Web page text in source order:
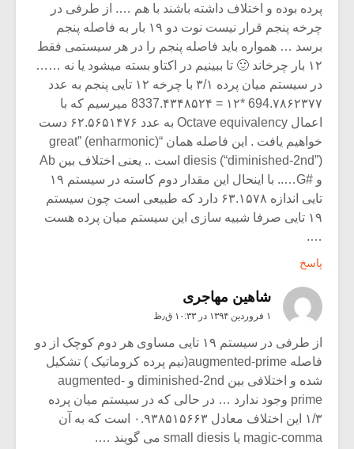
پرده بوده و اختلاف داشته باشند با هم …. از طرفی در
چرخه پنجم قرار نیست نوت دو ۱۹ بار به فاصله پنجم
برسد … همواره باید فاصله پنجم را در هر سیستمی فقط
۱۲ بار چرخاند 🙂 تا ببینیم در اکتاو بسته میشود یا نه ……
در سیستم میان پرده ۳/۱ با چرخه ۱۲ تایی پنجم به عدد
694.۷۸۶۲۳۷۷ *۱۲ = 8337.۴۳۴۸۵۲۴ میرسیم که با
اعمال Octave equivalency به عدد ۶۲.۵۶۵۱۴۷۶ دست
خواهیم یافت . این فاصله همان “great” (enharmonic)
diesis (“diminished-2nd”) است .. یعنی اختلاف بین Ab
و #G….. با اینحال این مقدار دوم کاسته در سیستم ۱۹
تایی اندازه ۶۳.۱۵۷۸ دارد که طبیعی است چون سیستم
۱۹ تایی صرفا شبیه سازی این سیستم میان پرده هست
….
پاسخ
شاهین مهاجری
۱ فروردین ۱۳۹۴ در ۱۰:۳۳ ق٫ظ
از طرفی در سیستم ۱۹ تایی مساوی هر دوم کوچک از دو
فاصله augmented-prime(نیم پرده کروماتیک ) تشکیل
شده و اختلافی بین diminished-2nd و augmented-
prime وجود ندارد … در حالی که در سیستم میان پرده
۱/۳ این اختلاف معادل ۰.۹۳۸۵۱۵۶۶۳ است که به آن
magic-comma یا small diesis می گویند ….